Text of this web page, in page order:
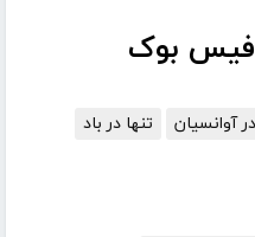
فیس بوک
آوانسیان
تنها در باد